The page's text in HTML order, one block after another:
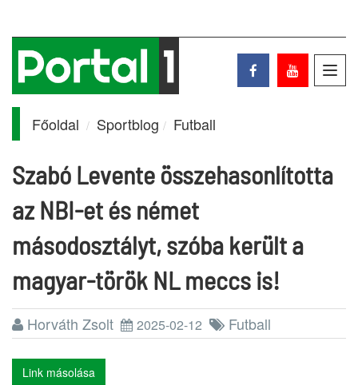
Főoldal Sportblog Futball
Szabó Levente összehasonlította
az NBI-et és német
másodosztályt, szóba került a
magyar-török NL meccs is!
Horváth Zsolt 2025-02-12 Futball
Link másolása